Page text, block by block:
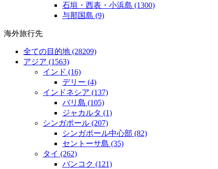
石垣・西表・小浜島 (1300)
与那国島 (9)
海外旅行先
全ての目的地 (28209)
アジア (1563)
インド (16)
デリー (4)
インドネシア (137)
バリ島 (105)
ジャカルタ (1)
シンガポール (207)
シンガポール中心部 (82)
セントーサ島 (35)
タイ (262)
バンコク (121)